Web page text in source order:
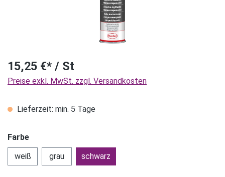
15,25 €* / St
Preise exkl. MwSt. zzgl. Versandkosten
Lieferzeit: min. 5 Tage
Farbe
weiß
grau schwarz